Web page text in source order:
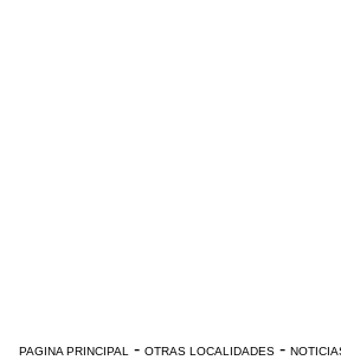
PAGINA PRINCIPAL - OTRAS LOCALIDADES-